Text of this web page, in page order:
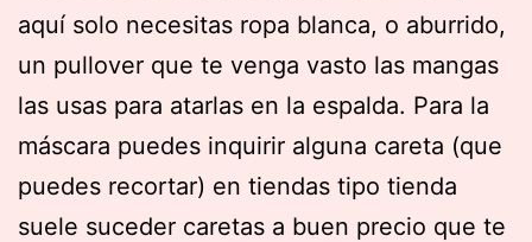
aquí solo necesitas ropa blanca, o aburrido,
un pullover que te venga vasto las mangas
las usas para atarlas en la espalda. Para la
máscara puedes inquirir alguna careta (que
puedes recortar) en tiendas tipo tienda
suele suceder caretas a buen precio que te